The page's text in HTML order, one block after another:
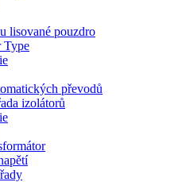
lisované pouzdro
Type
převodů
izolátorů